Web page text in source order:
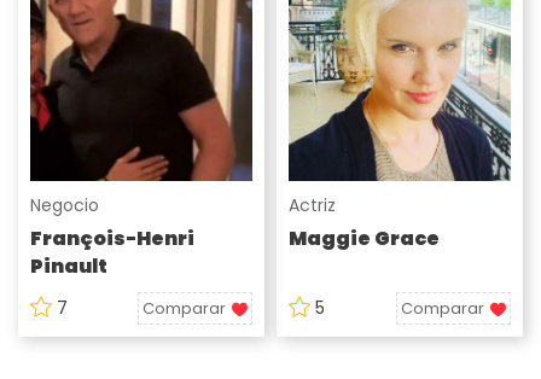
Negocio
François-Henri
Pinault
7 Comparar
Actriz
Maggie Grace
5 Comparar